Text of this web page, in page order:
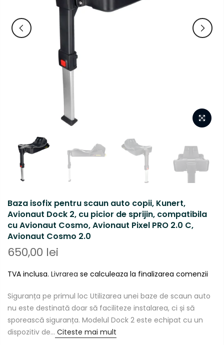
Baza isofix pentru scaun auto copii, Kunert,
Avionaut Dock 2, cu picior de sprijin, compatibila
cu Avionaut Cosmo, Avionaut Pixel PRO 2.0 C,
Avionaut Cosmo 2.0
650,00 lei
TVA inclusa. Livrarea se calculeaza la finalizarea comenzii
Siguranța pe primul loc Utilizarea unei baze de scaun auto
nu este destinată doar să faciliteze instalarea, ci și să
sporească siguranța. Modelul Dock 2 este echipat cu un
dispozitiv de... Citeste mai mult